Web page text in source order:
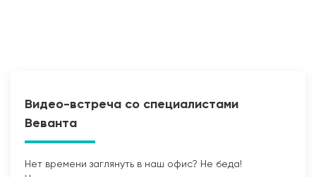
Видео-встреча со специалистами
Веванта
Нет времени заглянуть в наш офис? Не беда!